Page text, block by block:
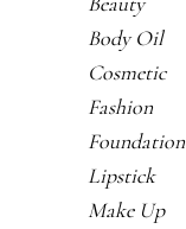
Body Oil
Cosmetic
Fashion
Foundation
Lipstick
Make Up